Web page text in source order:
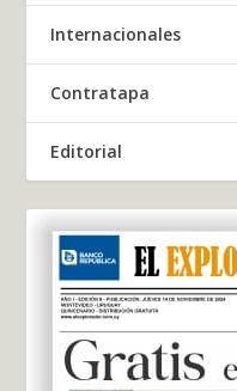
Internacionales
Contratapa
Editorial